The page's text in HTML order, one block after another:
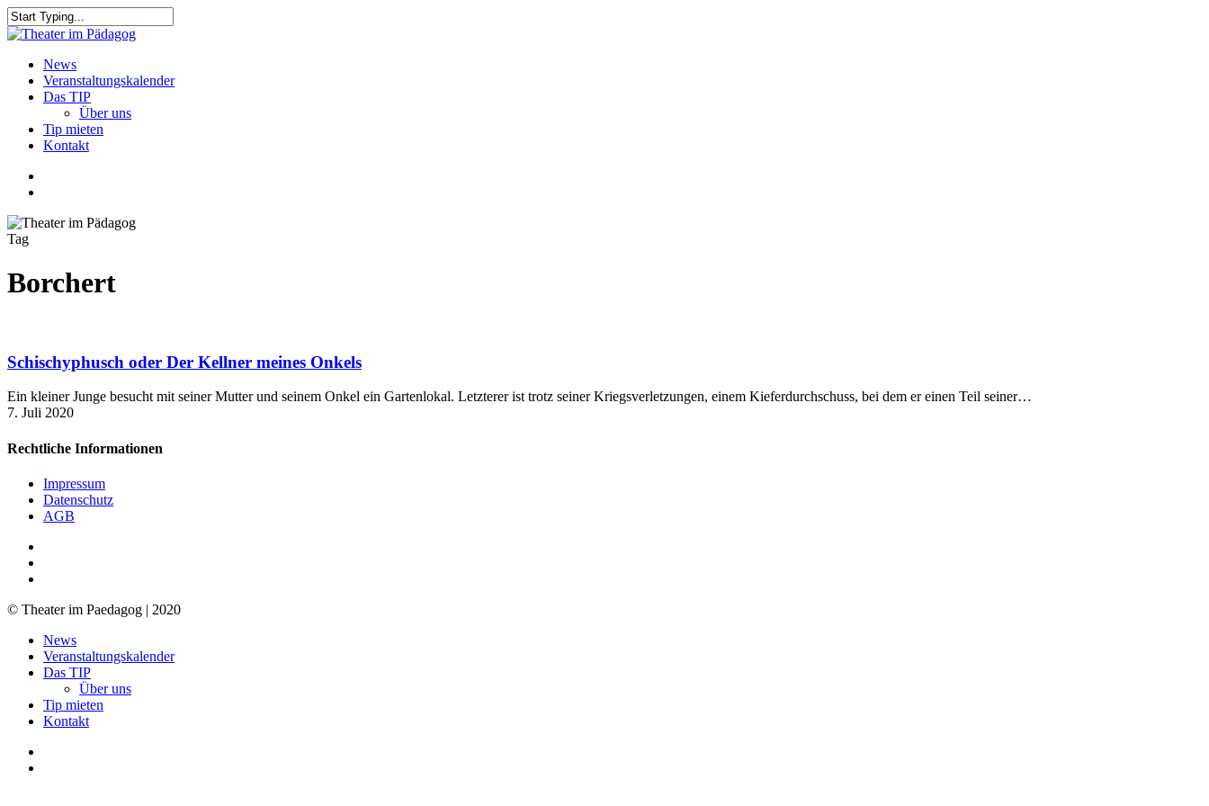
Skip
to
content
Close
search
Menu
News
Veranstaltungskalender
Das TIP
Über uns
Tip mieten
Kontakt
Tag
Borchert
Schischyphusch oder Der Kellner meines Onkels
Ein kleiner Junge besucht mit seiner Mutter und seinem Onkel ein Gartenlokal. Letzterer ist trotz seiner Kriegsverletzungen, einem Kieferdurchschuss, bei dem er einen Teil seiner…
7. Juli 2020
Rechtliche Informationen
Impressum
Datenschutz
AGB
© Theater im Paedagog | 2020
Close
Menu
News
Veranstaltungskalender
Das TIP
Über uns
Tip mieten
Kontakt